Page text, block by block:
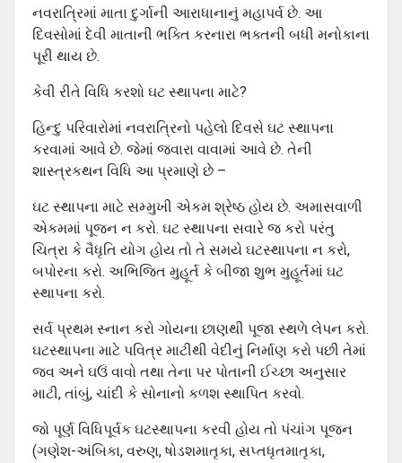
નવરાત્રિમાં માતા દુર્ગાની આરાધાનાનું મહાપર્વ છે. આ
દિવસોમાં દેવી માતાની ભક્તિ કરનારા ભક્તની બધી મનોકાના
પૂરી થાય છે.
કેવી રીતે વિધિ કરશો ઘટ સ્થાપના માટે?
હિન્દુ પરિવારોમાં નવરાત્રિનો પહેલો દિવસે ઘટ સ્થાપના
કરવામાં આવે છે. જેમાં જવારા વાવામાં આવે છે. તેની
શાસ્ત્રકથન વિધિ આ પ્રમાણે છે –
ઘટ સ્થાપના માટે સમ્મુખી એકમ શ્રેષ્ઠ હોય છે. અમાસવાળી
એકમમાં પૂજન ન કરો. ઘટ સ્થાપના સવારે જ કરો પરંતુ
ચિત્રા કે વૈધૃતિ યોગ હોય તો તે સમયે ઘટસ્થાપના ન કરો,
બપોરના કરો. અભિજિત મુહૂર્ત કે બીજા શુભ મુહૂર્તમાં ઘટ
સ્થાપના કરો.
સર્વ પ્રથમ સ્નાન કરો ગોયના છાણથી પૂજા સ્થળે લેપન કરો.
ઘટસ્થાપના માટે પવિત્ર માટીથી વેદીનું નિર્માણ કરો પછી તેમાં
જવ અને ઘઉં વાવો તથા તેના પર પોતાની ઈચ્છા અનુસાર
માટી, તાંબું, ચાંદી કે સોનાનો કળશ સ્થાપિત કરવો.
જો પૂર્ણ વિધિપૂર્વક ઘટસ્થાપના કરવી હોય તો પંચાંગ પૂજન
(ગણેશ-અંબિકા, વરુણ, ષોડશમાતૃકા, સપ્તધૃતમાતૃકા,